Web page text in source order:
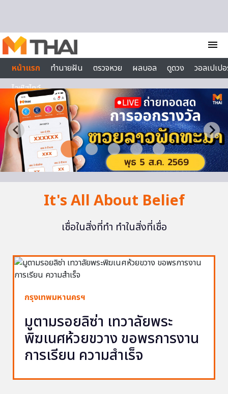
menu
หน้าแรก
ทำนายฝัน ตรวจหวย ผลบอล ดูดวง
วอลเปเป
ไลฟ์สไตล์
It's All About Belief
เชื่อในสิ่งที่ทำ ทำในสิ่งที่เชื่อ
กรุงเทพมหานครฯ
มูตามรอยลิซ่า เทวาลัยพระ
พิฆเนศห้วยขวาง ขอพรการงาน
การเรียน ความสำเร็จ